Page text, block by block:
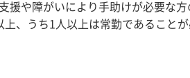
援や障がいにより手助けが必要な
、うち1人以上は常勤であること